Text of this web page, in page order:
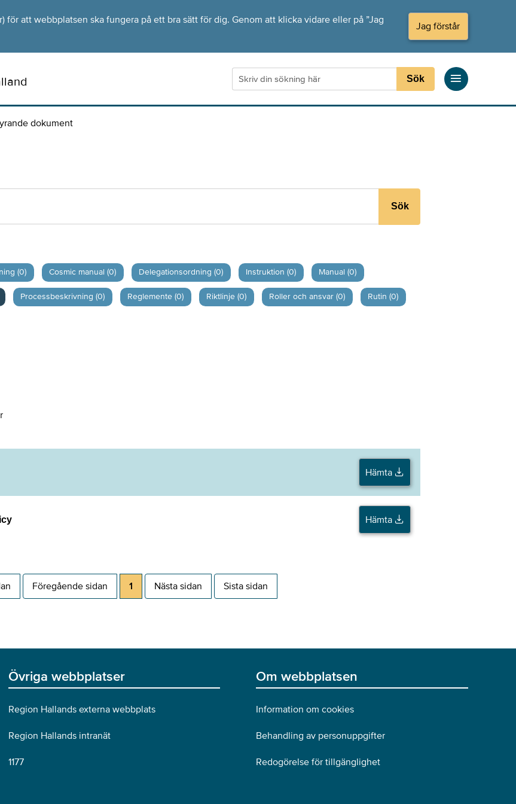
för att webbplatsen ska fungera på ett bra sätt för dig. Genom att klicka vidare eller på ”Jag
Jag förstår
Sök
dokument
Sök
(0) Cosmic manual (0) Delegationsordning (0) Instruktion (0) Manual (0)
Processbeskrivning (0) Reglemente (0) Riktlinje (0) Roller och ansvar (0) Rutin (0)
Hämta
Hämta
Föregående sidan 1 Nästa sidan Sista sidan
Övriga webbplatser
Region Hallands externa webbplats
Region Hallands intranät
1177
Om webbplatsen
Information om cookies
Behandling av personuppgifter
Redogörelse för tillgänglighet